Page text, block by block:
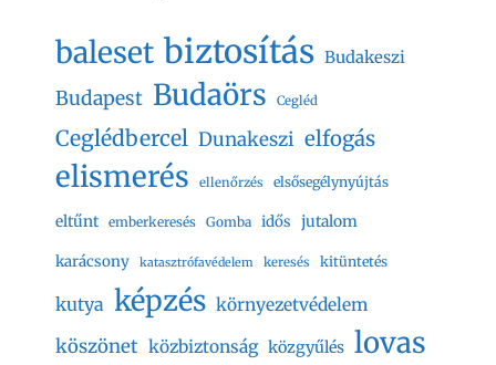
baleset biztosítás Budakeszi
Budapest Budaörs Cegléd
Ceglédbercel Dunakeszi elfogás
elismerés ellenőrzés elsősegélynyújtás
eltűnt emberkeresés Gomba idős jutalom
karácsony katasztrófavédelem keresés kitüntetés
kutya képzés környezetvédelem
köszönet közbiztonság közgyűlés lovas